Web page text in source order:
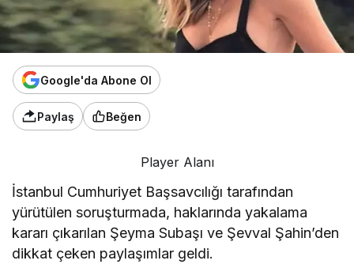
Google'da Abone Ol
Paylaş Beğen
Player Alanı
İstanbul Cumhuriyet Başsavcılığı tarafından
yürütülen soruşturmada, haklarında yakalama
kararı çıkarılan Şeyma Subaşı ve Şevval Şahin’den
dikkat çeken paylaşımlar geldi.